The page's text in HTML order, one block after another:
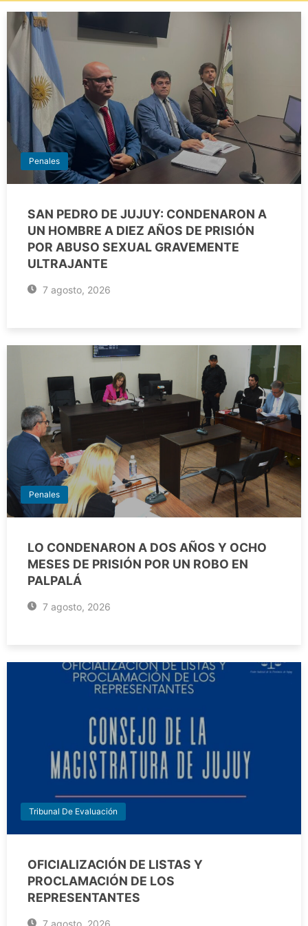
Penales
SAN PEDRO DE JUJUY: CONDENARON A
UN HOMBRE A DIEZ AÑOS DE PRISIÓN
POR ABUSO SEXUAL GRAVEMENTE
ULTRAJANTE
7 agosto, 2026
Penales
LO CONDENARON A DOS AÑOS Y OCHO
MESES DE PRISIÓN POR UN ROBO EN
PALPALÁ
7 agosto, 2026
Tribunal De Evaluación
OFICIALIZACIÓN DE LISTAS Y
PROCLAMACIÓN DE LOS
REPRESENTANTES
7 agosto, 2026